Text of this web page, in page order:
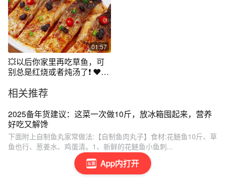
App内打开
01:57
💥以后你家里再吃草鱼，可
别总是红烧或者炖汤了❗️ ❤️今
仅味道超级好，做法也是特
简单❗️#豆豉蒸草鱼#豉汁蒸鱼
腩#美食教程
相关推荐
2025备年货建议：这菜一次做10斤，放冰箱囤起来，营养
好吃又解馋
下面附上自制鱼丸家常做法:【自制鱼肉丸子】食材:花鲢鱼10斤、草
鱼也行、葱姜水、鸡蛋清。1、新鲜的花鲢鱼小鱼刺...